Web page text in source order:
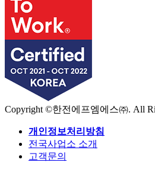
Copyright ©한전에프엠에스㈜. All
개인정보처리방침
전국사업소 소개
고객문의